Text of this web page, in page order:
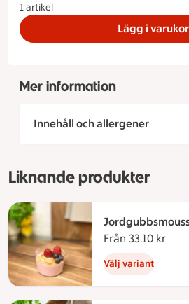
1 artikel
Lägg i
Mer information
Innehåll och allergener
Liknande produkter
Från 33.10 kr
Välj variant